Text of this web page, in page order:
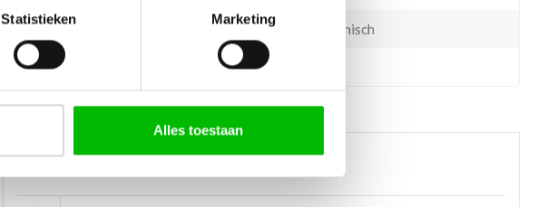
Statistieken Marketing
Alles toestaan
Cartouche Keramisch
Kiwa keurmerk
Kunnen wij helpen?